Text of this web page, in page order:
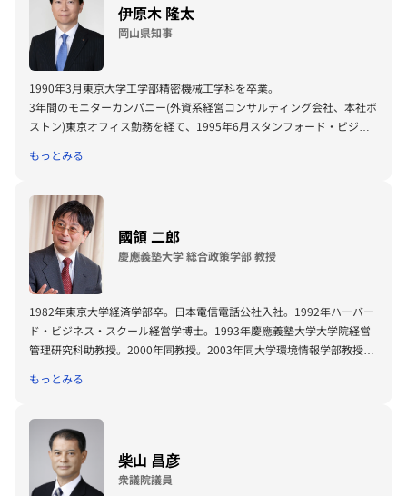
伊原木 隆太
岡山県知事
1990年3月東京大学工学部精密機械工学科を卒業。
3年間のモニターカンパニー(外資系経営コンサルティング会社、本社ボ
ストン)東京オフィス勤務を経て、1995年6月スタンフォード・ビジネ
1996年4月までル・コルドン・ブルー(パリ本校)にてフランス料理を修
年10月の岡山県知事選に初当選、現在4期目。
2022年に地元で開催されたマラソン大会で制限時間6時間のところ、5
時間55分8秒でフルマラソンを初完走。
もっとみる
國領 二郎
慶應義塾大学 総合政策学部 教授
1982年東京大学経済学部卒。日本電信電話公社入社。1992年ハーバー
ド・ビジネス・スクール経営学博士。1993年慶應義塾大学大学院経営
管理研究科助教授。2000年同教授。2003年同大学環境情報学部教授、
り2013年総合政策学部長、2013年より2021年5月慶應義塾常任理事を
主な著書に「オープン・アーキテ クチャ戦略」（ダイヤモンド社、
1999）、 「ソーシャルな資本主義」（日本経済新聞社、2013年）、
「サイバー文明論 持ち寄り経済圏のガバナンス」（日経BP 日本経済
もっとみる
柴山 昌彦
衆議院議員